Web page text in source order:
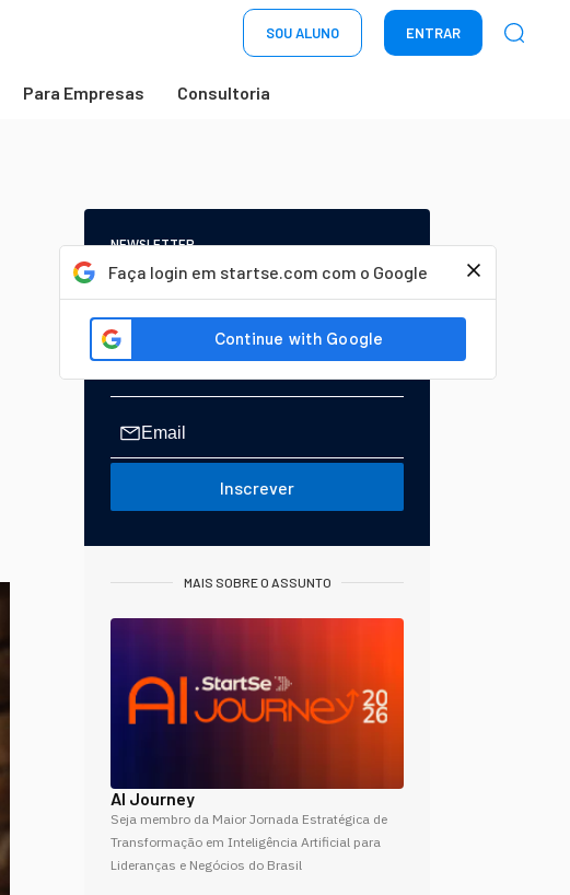
SOU ALUNO ENTRAR
Para Empresas Consultoria
Faça login em startse.com com o Google
NEWSLETTER
Start Seu dia:
A Newsletter do AGORA!
Inscrever
MAIS SOBRE O ASSUNTO
AI Journey
Seja membro da Maior Jornada Estratégica de
Transformação em Inteligência Artificial para
Lideranças e Negócios do Brasil